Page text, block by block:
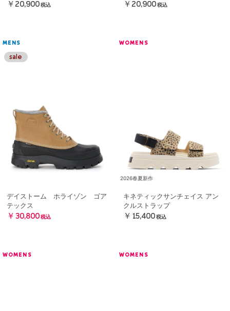
￥20,900 税込
￥20,900 税込
MENS
デイストーム ホライゾン ゴア
テックス
￥30,800 税込
WOMENS
2026春夏新作
キネティックサンチェイス アン
クルストラップ
￥15,400 税込
WOMENS WOMENS